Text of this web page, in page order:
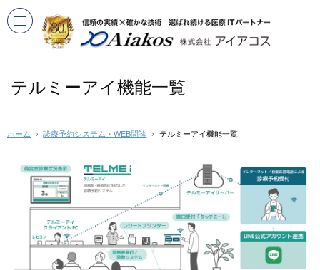
テルミーアイ機能一覧
ホーム 診療予約システム・WEB問診 テルミーアイ機能一覧